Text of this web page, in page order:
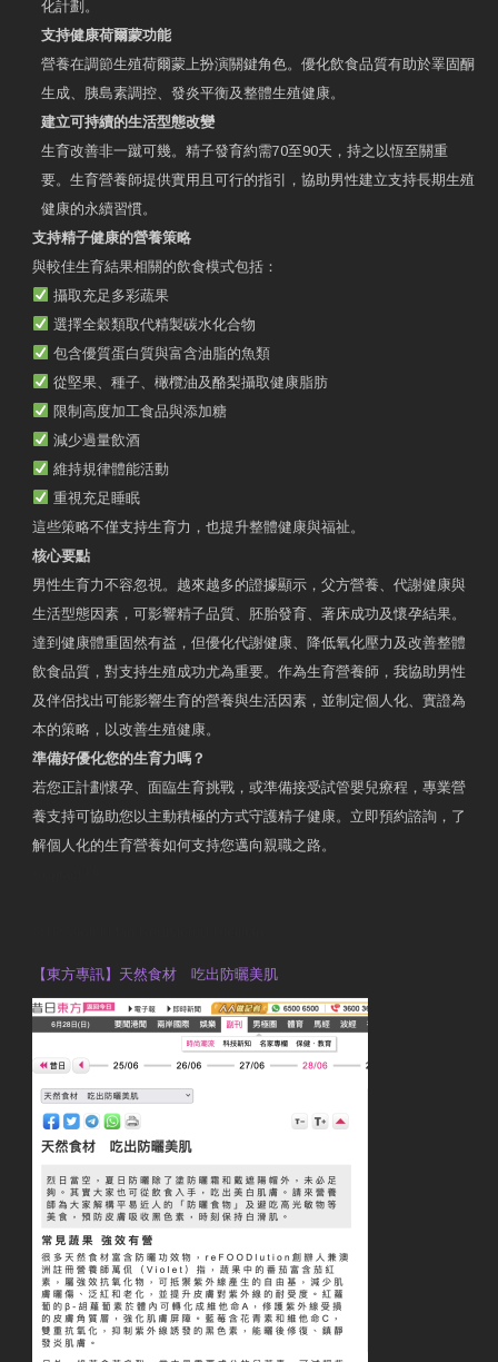
化計劃。
支持健康荷爾蒙功能
營養在調節生殖荷爾蒙上扮演關鍵角色。優化飲食品質有助於睪固酮
生成、胰島素調控、發炎平衡及整體生殖健康。
建立可持續的生活型態改變
生育改善非一蹴可幾。精子發育約需70至90天，持之以恆至關重
要。生育營養師提供實用且可行的指引，協助男性建立支持長期生殖
健康的永續習慣。
支持精子健康的營養策略
與較佳生育結果相關的飲食模式包括：
攝取充足多彩蔬果
選擇全穀類取代精製碳水化合物
包含優質蛋白質與富含油脂的魚類
從堅果、種子、橄欖油及酪梨攝取健康脂肪
限制高度加工食品與添加糖
減少過量飲酒
維持規律體能活動
重視充足睡眠
這些策略不僅支持生育力，也提升整體健康與福祉。
核心要點
男性生育力不容忽視。越來越多的證據顯示，父方營養、代謝健康與
生活型態因素，可影響精子品質、胚胎發育、著床成功及懷孕結果。
達到健康體重固然有益，但優化代謝健康、降低氧化壓力及改善整體
飲食品質，對支持生殖成功尤為重要。作為生育營養師，我協助男性
及伴侶找出可能影響生育的營養與生活因素，並制定個人化、實證為
本的策略，以改善生殖健康。
準備好優化您的生育力嗎？
若您正計劃懷孕、面臨生育挑戰，或準備接受試管嬰兒療程，專業營
養支持可協助您以主動積極的方式守護精子健康。立即預約諮詢，了
解個人化的生育營養如何支持您邁向親職之路。
【東方專訊】天然食材 吃出防曬美肌